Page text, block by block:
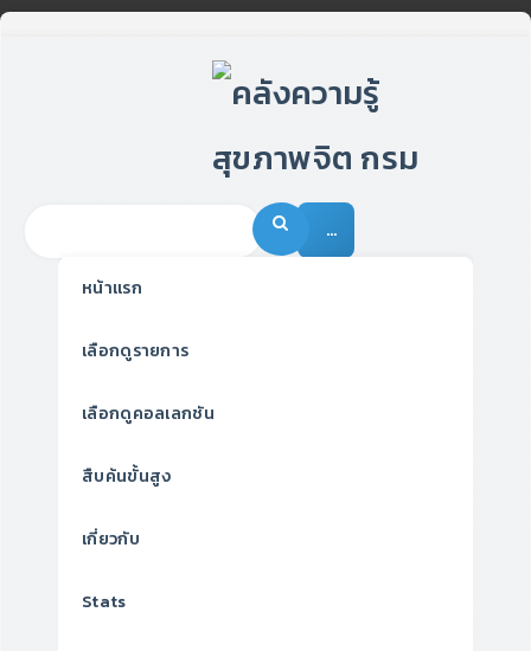
…
หน้าแรก
เลือกดูรายการ
เลือกดูคอลเลกชัน
สืบค้นขั้นสูง
เกี่ยวกับ
Stats